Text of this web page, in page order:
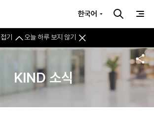
접기 오늘 하루 보지 않기
한국어
KIND 소식